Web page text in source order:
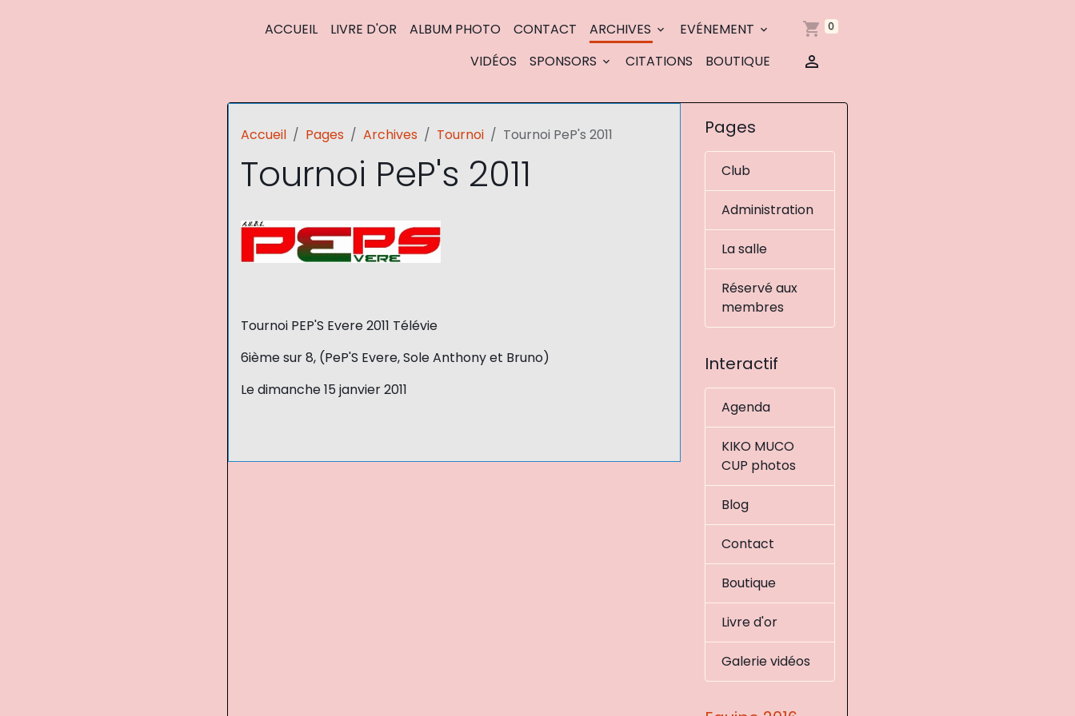
ACCUEIL LIVRE D'OR ALBUM PHOTO CONTACT ARCHIVES
EVÉNEMENT
VIDÉOS
SPONSORS CITATIONS BOUTIQUE
0
Accueil Pages Archives Tournoi Tournoi PeP's 2011
Tournoi PeP's 2011
Tournoi PEP'S Evere 2011 Télévie
6ième sur 8, (PeP'S Evere, Sole Anthony et Bruno)
Le dimanche 15 janvier 2011
Pages
Club
Administration
La salle
Réservé aux
membres
Interactif
Agenda
KIKO MUCO
CUP photos
Blog
Contact
Boutique
Livre d'or
Galerie vidéos